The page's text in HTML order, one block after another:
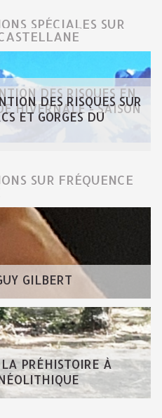
SPÉCIALES SUR
DES RISQUES EN
HIVERNALE - SAISON
DES RISQUES SUR
ET GORGES DU
SUR FRÉQUENCE
GILBERT
PRÉHISTOIRE À